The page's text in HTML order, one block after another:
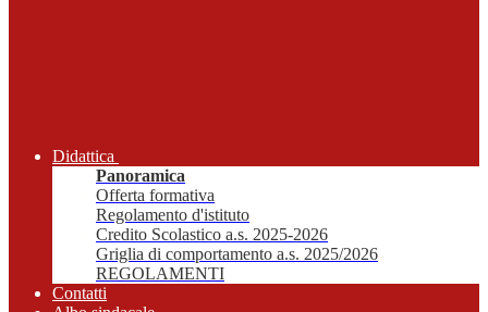
Didattica
Panoramica
Offerta formativa
Regolamento d'istituto
Credito Scolastico a.s. 2025-2026
Griglia di comportamento a.s. 2025/2026
REGOLAMENTI
Contatti